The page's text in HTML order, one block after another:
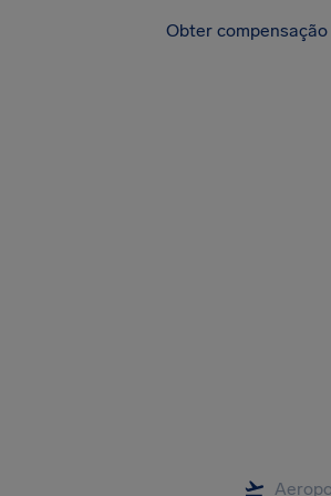
Obter compensação